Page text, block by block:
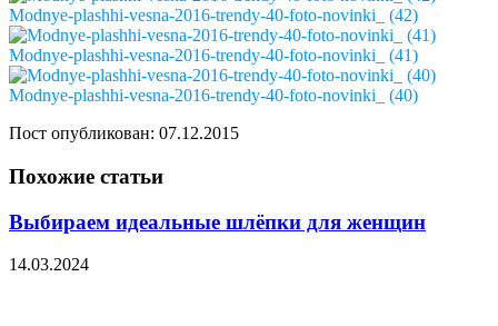
Modnye-plashhi-vesna-2016-trendy-40-foto-novinki_ (42)
Modnye-plashhi-vesna-2016-trendy-40-foto-novinki_ (41)
Modnye-plashhi-vesna-2016-trendy-40-foto-novinki_ (40)
Пост опубликован: 07.12.2015
Похожие статьи
Выбираем идеальные шлёпки для женщин
14.03.2024